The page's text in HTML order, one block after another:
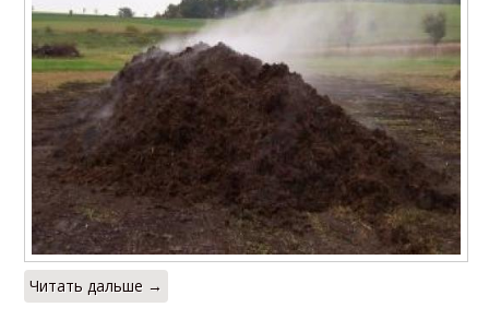
Читать дальше →